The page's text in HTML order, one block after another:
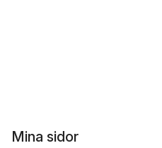
Mina sidor